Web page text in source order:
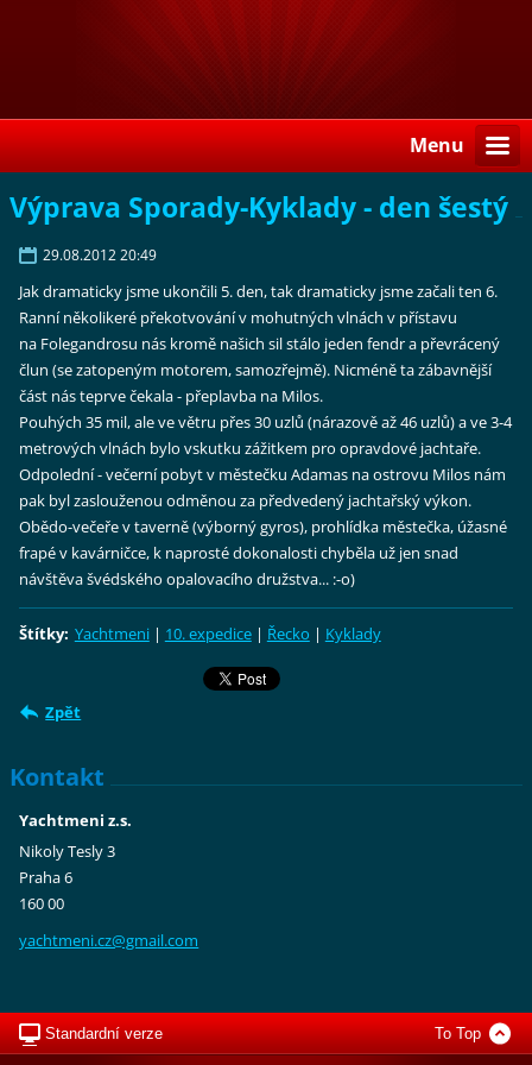
Menu
Výprava Sporady-Kyklady - den šestý
29.08.2012 20:49
Jak dramaticky jsme ukončili 5. den, tak dramaticky jsme začali ten 6.
Ranní několikeré překotvování v mohutných vlnách v přístavu
na Folegandrosu nás kromě našich sil stálo jeden fendr a převrácený
člun (se zatopeným motorem, samozřejmě). Nicméně ta zábavnější
část nás teprve čekala - přeplavba na Milos.
Pouhých 35 mil, ale ve větru přes 30 uzlů (nárazově až 46 uzlů) a ve 3-4
metrových vlnách bylo vskutku zážitkem pro opravdové jachtaře.
Odpolední - večerní pobyt v městečku Adamas na ostrovu Milos nám
pak byl zaslouženou odměnou za předvedený jachtařský výkon.
Obědo-večeře v taverně (výborný gyros), prohlídka městečka, úžasné
frapé v kavárničce, k naprosté dokonalosti chyběla už jen snad
návštěva švédského opalovacího družstva... :-o)
Štítky: Yachtmeni | 10. expedice | Řecko | Kyklady
Zpět
Kontakt
Yachtmeni z.s.
Nikoly Tesly 3
Praha 6
160 00
yachtmeni.cz@gmail.com
Standardní verze To Top